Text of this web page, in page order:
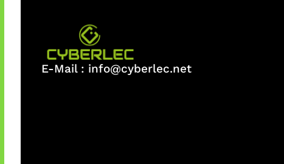
E-Mail : info@cyberlec.net